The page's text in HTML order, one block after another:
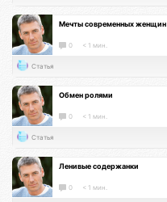
Мечты современных женщин
0 < 1 мин.
Статья
Обмен ролями
0 < 1 мин.
Статья
Ленивые содержанки
0 < 1 мин.